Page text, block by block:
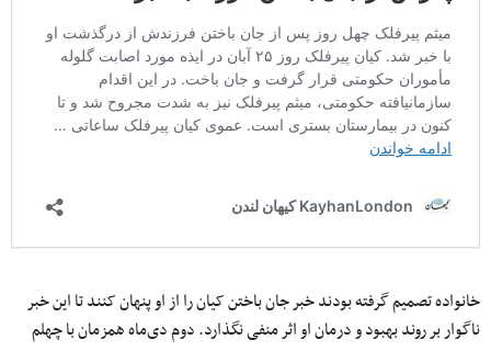
خانواده تصمیم گرفته‌ بودند خبر جان باختن کیان را از او پنهان کنند تا این خبر
ناگوار بر روند بهبود و درمان او اثر منفی نگذارد. دوم دی‌ماه همزمان با چهلم